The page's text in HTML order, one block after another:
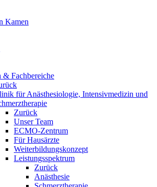
Kamen
Fachbereiche
für Anästhesiologie, Intensivmedizin und
Zurück
Unser Team
ECMO-Zentrum
Für Hausärzte
Weiterbildungskonzept
Leistungsspektrum
Zurück
Anästhesie